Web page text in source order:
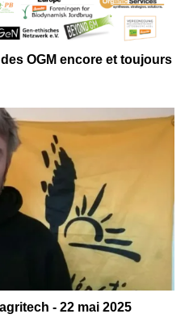
OGM encore et toujours
- 22 mai 2025